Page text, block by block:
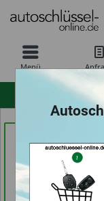
Menü
Nürnberg)
Händlerprofil